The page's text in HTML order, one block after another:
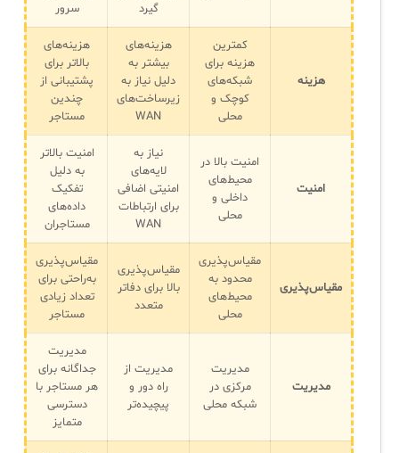
گیرد
سرور
هزینه
کمترین
هزینه برای
شبکه‌های
کوچک و
محلی
هزینه‌های
بیشتر به
دلیل نیاز به
زیرساخت‌های
WAN
هزینه‌های
بالاتر برای
پشتیبانی از
چندین
مستاجر
امنیت
امنیت بالا در
محیط‌های
داخلی و
محلی
نیاز به
لایه‌های
امنیتی اضافی
برای ارتباطات
WAN
امنیت بالاتر
به دلیل
تفکیک
داده‌های
مستاجران
مقیاس‌پذیری
مقیاس‌پذیری
محدود به
محیط‌های
محلی
مقیاس‌پذیری
بالا برای دفاتر
متعدد
مقیاس‌پذیری
به‌راحتی برای
تعداد زیادی
مستاجر
مدیریت
مدیریت
مرکزی در
شبکه محلی
مدیریت از
راه دور و
پیچیده‌تر
مدیریت
جداگانه برای
هر مستاجر با
دسترسی
متمایز
✧
سلف سرویس کاربران
سامانه مدیریت دارایی‌ها [Asset Explorer]
سامانه مدیریت پشتیبانی مشتریان
DDI
◉
ManageEngine Malware Protection Plus
سامانه مدیریت دسترسی ممتاز
سامانه مدیریت و مانیتورینگ شبکه
سامانه آزمون آنلاین